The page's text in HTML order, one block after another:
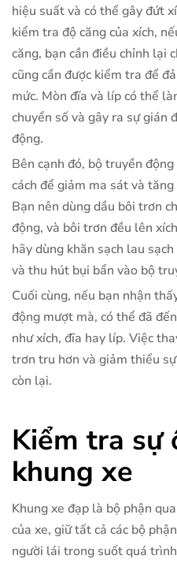
hiệu suất và có thể gây đứt
kiểm tra độ căng của xích,
căng, bạn cần điều chỉnh lại
cũng cần được kiểm tra để
mức. Mòn đĩa và líp có thể
chuyển số và gây ra sự gián
động.
Bên cạnh đó, bộ truyền
cách để giảm ma sát và
Bạn nên dùng dầu bôi trơn
động, và bôi trơn đều lên
hãy dùng khăn sạch lau
và thu hút bụi bẩn vào bộ
Cuối cùng, nếu bạn nhận
động mượt mà, có thể đã
như xích, đĩa hay líp. Việc
trơn tru hơn và giảm thiểu
còn lại.
Kiểm tra sự
khung xe
Khung xe đạp là bộ phận
của xe, giữ tất cả các bộ
người lái trong suốt quá